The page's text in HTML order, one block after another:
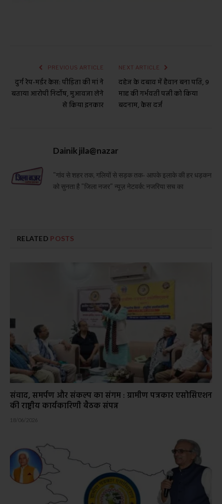
PREVIOUS ARTICLE
दुर्ग रेप-मर्डर केस: पीड़िता की मां ने
बताया आरोपी निर्दोष, मुआवजा लेने
से किया इनकार
NEXT ARTICLE
दहेज के दबाव में हैवान बना पति, 9
माह की गर्भवती पत्नी को किया
बदनाम, केस दर्ज
Dainik jila@nazar
"गांव से शहर तक, गलियों से सड़क तक- आपके इलाके की हर धड़कन
को सुनता है "जिला नजर" न्यूज़ नेटवर्क: नजरिया सच का
RELATED POSTS
संवाद, समर्पण और संकल्प का संगम : ग्रामीण पत्रकार एसोसिएशन
की राष्ट्रीय कार्यकारिणी बैठक संपन्न
18/06/2026